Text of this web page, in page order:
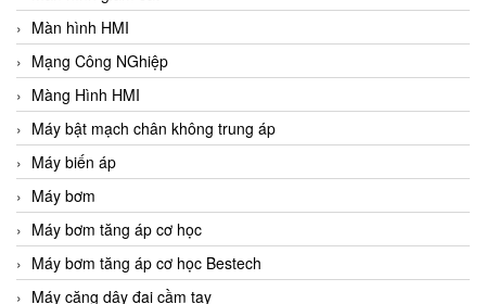
Màn hình HMI
Mạng Công NGhiệp
Màng Hình HMI
Máy bật mạch chân không trung áp
Máy biến áp
Máy bơm
Máy bơm tăng áp cơ học
Máy bơm tăng áp cơ học Bestech
Máy căng dây đai cầm tay